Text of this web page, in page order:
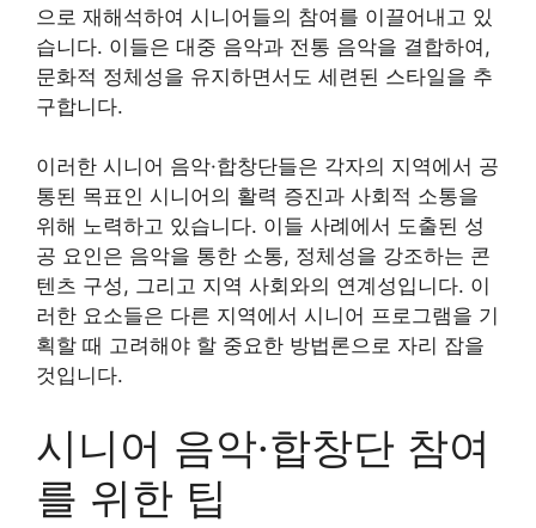
으로 재해석하여 시니어들의 참여를 이끌어내고 있
습니다. 이들은 대중 음악과 전통 음악을 결합하여,
문화적 정체성을 유지하면서도 세련된 스타일을 추
구합니다.
이러한 시니어 음악·합창단들은 각자의 지역에서 공
통된 목표인 시니어의 활력 증진과 사회적 소통을
위해 노력하고 있습니다. 이들 사례에서 도출된 성
공 요인은 음악을 통한 소통, 정체성을 강조하는 콘
텐츠 구성, 그리고 지역 사회와의 연계성입니다. 이
러한 요소들은 다른 지역에서 시니어 프로그램을 기
획할 때 고려해야 할 중요한 방법론으로 자리 잡을
것입니다.
시니어 음악·합창단 참여
를 위한 팁